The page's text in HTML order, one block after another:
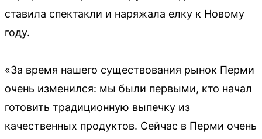
ставила спектакли и наряжала елку к Новому
году.
«За время нашего существования рынок Перми
очень изменился: мы были первыми, кто начал
готовить традиционную выпечку из
качественных продуктов. Сейчас в Перми очень